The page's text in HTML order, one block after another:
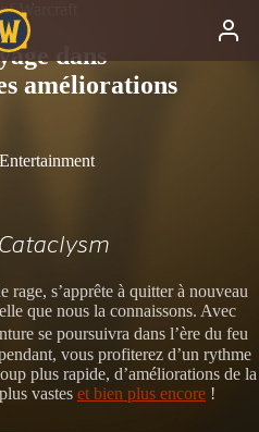
Warcraft
dans
améliorations
Cataclysm
s’apprête à quitter à nouveau
que nous la connaissons. Avec
se poursuivra dans l’ère du feu
vous profiterez d’un rythme
plus rapide, d’améliorations de la
vastes et bien plus encore !